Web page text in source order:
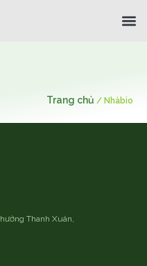
Trang chủ / Nhàbio
Thanh Xuân,